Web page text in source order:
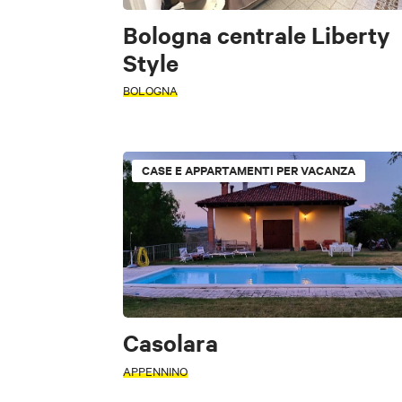
Bologna centrale Liberty
Style
BOLOGNA
CASE E APPARTAMENTI PER VACANZA
Casolara
APPENNINO
Bed & Breakfast
Ostelli
Accessibile
ZONA
Bologna
TIPOLOGIA
ATTIVITÀ
Accessibile
INTERESSI